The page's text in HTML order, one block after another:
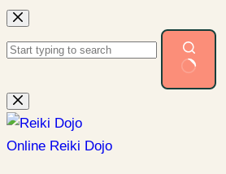
Preskoči
na
sadržaj
Nema
rezultata.
Online Reiki Dojo